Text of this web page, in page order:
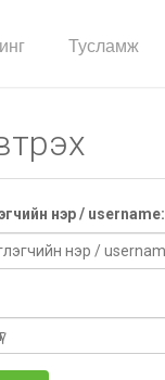
Тусламж
нэр / username: